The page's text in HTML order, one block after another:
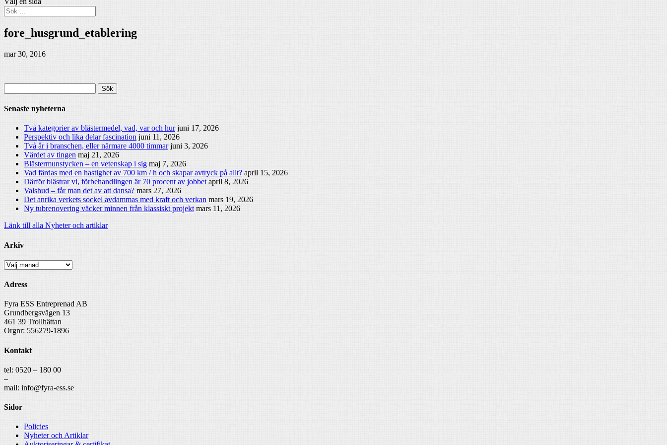
fore_husgrund_etablering
mar 30, 2016
efter:
Senaste nyheterna
Två kategorier av blästermedel, vad, var och hur juni 17, 2026
Perspektiv och lika delar fascination juni 11, 2026
Två år i branschen, eller närmare 4000 timmar juni 3, 2026
Värdet av tingen maj 21, 2026
Blästermunstycken – en vetenskap i sig maj 7, 2026
Vad färdas med en hastighet av 700 km / h och skapar avtryck på allt? april 15, 2026
Därför blästrar vi, förbehandlingen är 70 procent av jobbet april 8, 2026
Valshud – får man det av att dansa? mars 27, 2026
Det anrika verkets sockel avdammas med kraft och verkan mars 19, 2026
Ny tubrenovering väcker minnen från klassiskt projekt mars 11, 2026
Länk till alla Nyheter och artiklar
Arkiv
Arkiv
Adress
Fyra ESS Entreprenad AB
Grundbergsvägen 13
461 39 Trollhättan
Orgnr: 556279-1896
Kontakt
tel: 0520 – 180 00
–
mail: info@fyra-ess.se
Sidor
Policies
Nyheter och Artiklar